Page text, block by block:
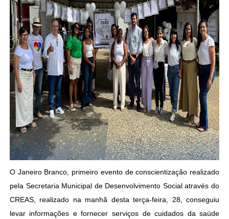
O Janeiro Branco, primeiro evento de conscientização realizado
pela Secretaria Municipal de Desenvolvimento Social através do
CREAS, realizado na manhã desta terça-feira, 28, conseguiu
levar informações e fornecer serviços de cuidados da saúde